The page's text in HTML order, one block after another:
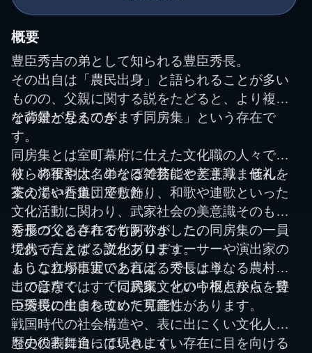
概要
豊臣秀吉の弟として知られる豊臣秀長。
その出自は「農民出身」と語られることが多い
ものの、父親に関する説をたどると、より複雑
な背景が見えてきます。
その鍵となるのが、「同房集」という存在で
す。
同房集とは室町幕府に仕えた文化職の人々であ
り、将軍や大名のそばで芸能や美意識、儀礼を
支えていた集団でした。
彼らの役割は、単なる雑務にとどまりません。
茶の湯や香道、座敷飾り、和歌や連歌といった
文化活動に関わり、武家社会の美意識そのもの
を形づくる存在でもありました。
現代で言えば、文化プロデューサーや演出家の
ような立場に近いと言えるでしょう。
秀長の父とされる竹阿弥が、この同房集の一員
であったとする説があります。
もしこれが事実であれば、秀長は単なる農村の
出ではなく、すでに武家文化の中枢と接点を持
つ環境に生まれていた可能性があります。
この音声では、「同房集」という視点から、豊
臣秀長の出自を改めて見直し、
戦国時代の社会構造や、表に出にくい文化人た
ちの役割に迫っていきます。
歴史の表舞台には現れにくい存在に目を向ける